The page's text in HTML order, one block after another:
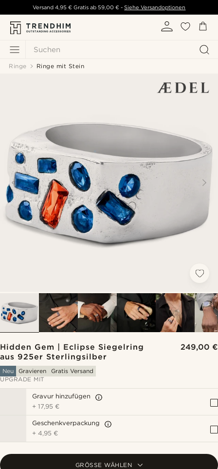
Suchen
Versand 4,95 € Gratis ab 59,00 € - Siehe Versandoptionen
Ringe Ringe mit Stein
Hidden Gem | Eclipse Siegelring
aus 925er Sterlingsilber
249,00 €
Neu Gravieren
Gratis Versand
UPGRADE MIT
Gravur hinzufügen
+17,95 €
Geschenkverpackung
+4,95 €
GRÖSSE WÄHLEN